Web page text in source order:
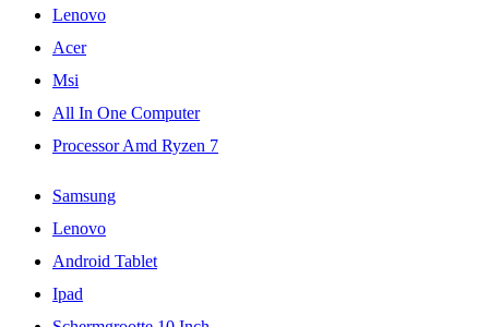
Lenovo
Acer
Msi
All In One Computer
Processor Amd Ryzen 7
Samsung
Lenovo
Android Tablet
Ipad